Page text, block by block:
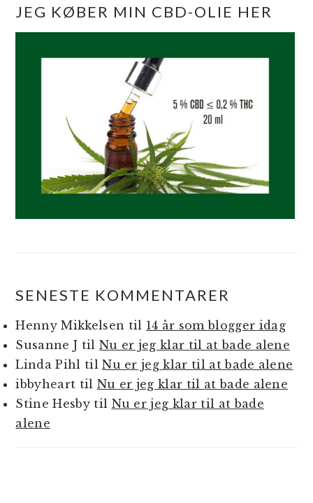
JEG KØBER MIN CBD-OLIE HER
SENESTE KOMMENTARER
Henny Mikkelsen til 14 år som blogger idag
Susanne J til Nu er jeg klar til at bade alene
Linda Pihl tilNu er jeg klar til at bade alene
ibbyheart til Nu er jeg klar til at bade alene
Stine Hesbytil Nu er jeg klar til at bade
alene